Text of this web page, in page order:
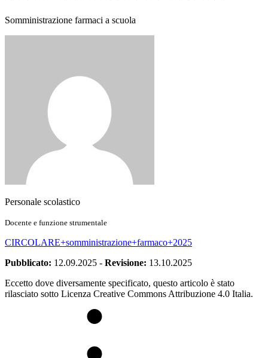
Somministrazione farmaci a scuola
Personale scolastico
Docente e funzione strumentale
CIRCOLARE+somministrazione+farmaco+2025
Pubblicato: 12.09.2025 - Revisione: 13.10.2025
Eccetto dove diversamente specificato, questo articolo è stato
rilasciato sotto Licenza Creative Commons Attribuzione 4.0 Italia.